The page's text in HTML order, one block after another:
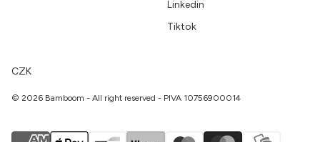
Linkedin
Tiktok
CZK
© 2026 Bamboom - All right reserved - PIVA 10756900014